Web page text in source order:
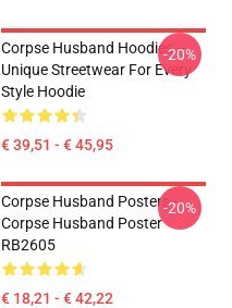
Corpse Husband Hoodies –
Unique Streetwear For Every
Style Hoodie
€ 39,51 - € 45,95
-20%
Corpse Husband Posters -
Corpse Husband Poster
RB2605
€ 18,21 - € 42,22
-20%